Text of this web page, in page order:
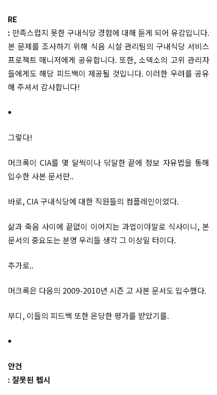
RE
: 만족스럽지 못한 구내식당 경험에 대해 듣게 되어 유감입니다.
본 문제를 조사하기 위해 식음 시설 관리팀의 구내식당 서비스
프로젝트 매니저에게 공유합니다. 또한, 소덱소의 고위 관리자
들에게도 해당 피드백이 제공될 것입니다. 이러한 우려를 공유
해 주셔서 감사합니다!
그렇다!
머크록이 CIA를 몇 달씩이나 닦달한 끝에 정보 자유법을 통해
입수한 사본 문서란..
바로, CIA 구내식당에 대한 직원들의 컴플레인이었다.
삶과 죽음 사이에 끝없이 이어지는 과업이야말로 식사이니, 본
문서의 중요도는 분명 우리들 생각 그 이상일 터이다.
추가로..
머크록은 다음의 2009-2010년 시즌 고 사본 문서도 입수했다.
부디, 이들의 피드백 또한 온당한 평가를 받았기를.
안건
: 잘못된 펩시